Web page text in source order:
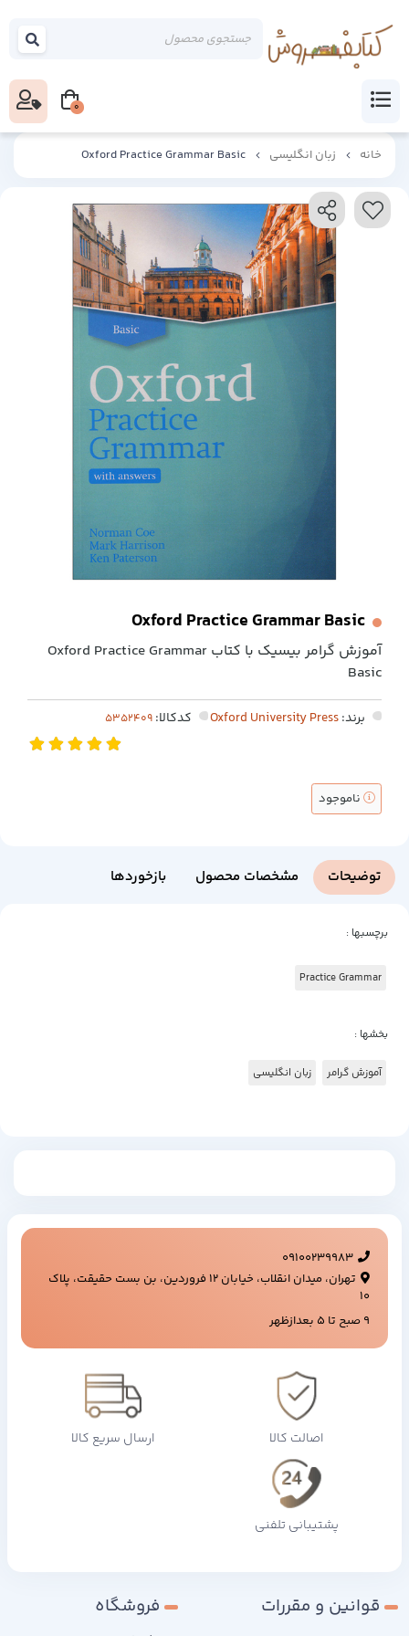
خانه زبان انگلیسی Oxford Practice Grammar Basic
Oxford Practice Grammar Basic
آموزش گرامر بیسیک با کتاب Oxford Practice Grammar
Basic
برند:Oxford University Press کدکالا:
ناموجود
توضیحات مشخصات محصول بازخوردها
برچسبها :
Practice Grammar
بخشها :
آموزش گرامر زبان انگلیسی
09100239983
تهران، میدان انقلاب، خیابان ۱۲ فروردین، بن بست حقیقت، پلاک
۱۰
9 صبح تا 5 بعدازظهر
اصالت کالا ارسال سریع کالا
پشتیبانی تلفنی
قوانین و مقررات فروشگاه
0